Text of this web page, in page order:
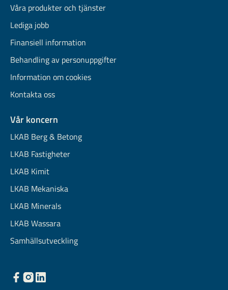
Våra produkter och tjänster
Lediga jobb
Finansiell information
Behandling av personuppgifter
Information om cookies
Kontakta oss
Vår koncern
LKAB Berg & Betong
LKAB Fastigheter
LKAB Kimit
LKAB Mekaniska
LKAB Minerals
LKAB Wassara
Samhällsutveckling